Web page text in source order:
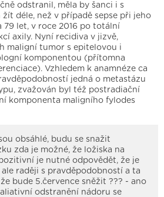
odstranil, měla by šanci i s
déle, než v případě sepse při jeho
79 let, v roce 2016 po totální
axily. Nyní recidiva v jizvě,
maligní tumor s epitelovou i
komponentou (přítomna
Vzhledem k anamnéze ca
jedná o metastázu
zvažován byl též postradiační
komponenta maligního fylodes
obsáhlé, budu se snažit
zda je možné, že ložiska na
je nutné odpovědět, že je
raději s pravděpodobností a ta
že bude 5.července sněžit ??? - ano
odstranění nádoru se